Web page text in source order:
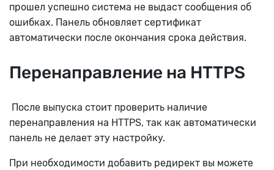
прошел успешно система не выдаст сообщения об
ошибках. Панель обновляет сертификат
автоматически после окончания срока действия.
Перенаправление на HTTPS
После выпуска стоит проверить наличие
перенаправления на HTTPS, так как автоматически
панель не делает эту настройку.
При необходимости добавить редирект вы можете